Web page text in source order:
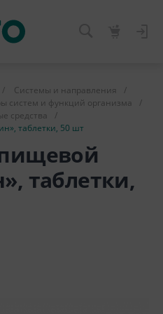
/ Системы и направления
/
систем и функций организма
/
средства
/
таблетки, 50 шт
таблетки,